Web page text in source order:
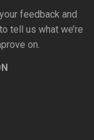
feedback and
tell us what we’re
on.